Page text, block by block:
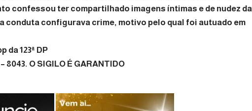
confessou ter compartilhado imagens íntimas e de nudez da
conduta configurava crime, motivo pelo qual foi autuado em
da 123ª DP
8043. O SIGILO É GARANTIDO